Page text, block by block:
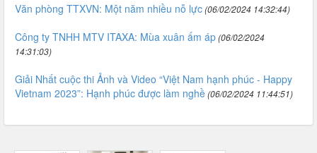
Văn phòng TTXVN: Một năm nhiều nỗ lực(06/02/2024 14:32:44)
Công ty TNHH MTV ITAXA: Mùa xuân ấm áp(06/02/2024
14:31:03)
Giải Nhất cuộc thi Ảnh và Video “Việt Nam hạnh phúc - Happy
Vietnam 2023”: Hạnh phúc được làm nghề(06/02/2024 11:44:51)